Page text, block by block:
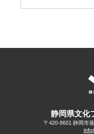
静岡県文化
〒420-8601 静岡市